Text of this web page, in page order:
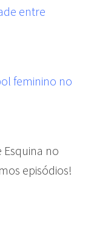
entre
feminino no
Esquina no
episódios!